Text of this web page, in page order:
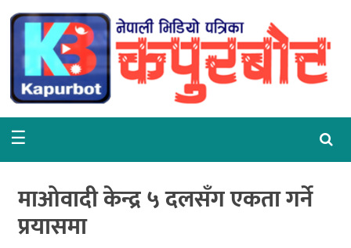
गृहपृष्ठ
समाचार
राजनीति
वरपर
शिक्षा
☰
माओवादी केन्द्र ५ दलसँग एकता गर्ने
प्रयासमा